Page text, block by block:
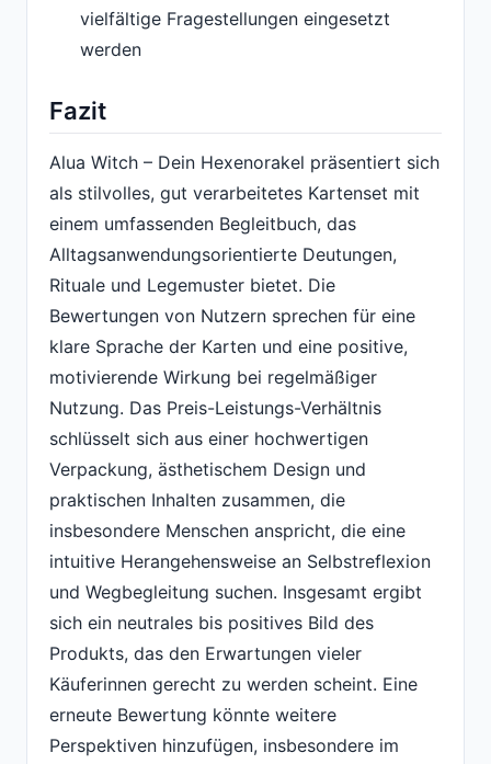
vielfältige Fragestellungen eingesetzt
werden
Fazit
Alua Witch – Dein Hexenorakel präsentiert sich
als stilvolles, gut verarbeitetes Kartenset mit
einem umfassenden Begleitbuch, das
Alltagsanwendungsorientierte Deutungen,
Rituale und Legemuster bietet. Die
Bewertungen von Nutzern sprechen für eine
klare Sprache der Karten und eine positive,
motivierende Wirkung bei regelmäßiger
Nutzung. Das Preis-Leistungs-Verhältnis
schlüsselt sich aus einer hochwertigen
Verpackung, ästhetischem Design und
praktischen Inhalten zusammen, die
insbesondere Menschen anspricht, die eine
intuitive Herangehensweise an Selbstreflexion
und Wegbegleitung suchen. Insgesamt ergibt
sich ein neutrales bis positives Bild des
Produkts, das den Erwartungen vieler
Käuferinnen gerecht zu werden scheint. Eine
erneute Bewertung könnte weitere
Perspektiven hinzufügen, insbesondere im